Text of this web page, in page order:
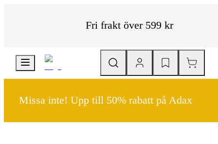
Fri frakt över 599 kr
Missa inte! Upp till 50% rabatt på Adax